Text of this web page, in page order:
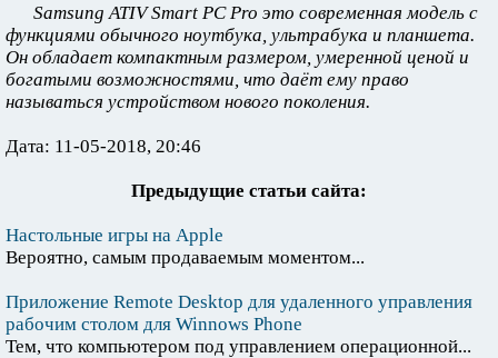
Samsung ATIV Smart PC Pro это современная модель с
функциями обычного ноутбука, ультрабука и планшета.
Он обладает компактным размером, умеренной ценой и
богатыми возможностями, что даёт ему право
называться устройством нового поколения.
Дата: 11-05-2018, 20:46
Предыдущие статьи сайта:
Настольные игры на Apple
Вероятно, самым продаваемым моментом...
Приложение Remote Desktop для удаленного управления
рабочим столом для Winnows Phone
Тем, что компьютером под управлением операционной...